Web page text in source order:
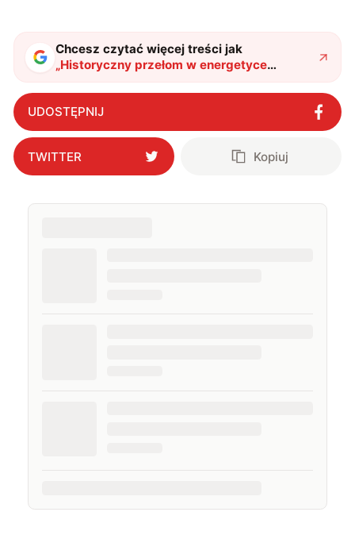
Chcesz czytać więcej treści jak
„Historyczny przełom w energetyce
światowej. Transformacja energetyczna
nabrała niespodziewanego tempa"?
UDOSTĘPNIJ
TWITTER Kopiuj